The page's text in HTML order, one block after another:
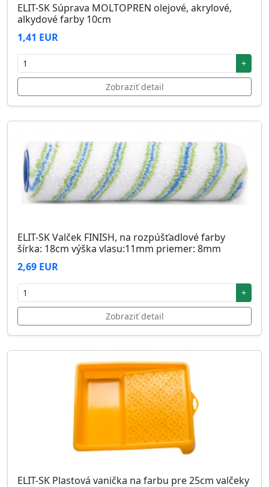
ELIT-SK Súprava MOLTOPREN olejové, akrylové,
alkydové farby 10cm
1,41 EUR
+
Zobraziť detail
ELIT-SK Valček FINISH, na rozpúšťadlové farby
šírka: 18cm výška vlasu:11mm priemer: 8mm
2,69 EUR
+
Zobraziť detail
ELIT-SK Plastová vanička na farbu pre 25cm valčeky